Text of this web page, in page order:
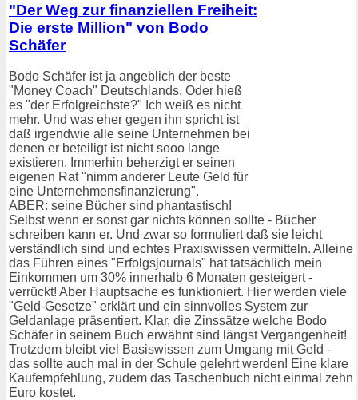
"Der Weg zur finanziellen Freiheit:
Die erste Million" von Bodo
Schäfer
Bodo Schäfer ist ja angeblich der beste
"Money Coach" Deutschlands. Oder hieß
es "der Erfolgreichste?" Ich weiß es nicht
mehr. Und was eher gegen ihn spricht ist
daß irgendwie alle seine Unternehmen bei
denen er beteiligt ist nicht sooo lange
existieren. Immerhin beherzigt er seinen
eigenen Rat "nimm anderer Leute Geld für
eine Unternehmensfinanzierung".
ABER: seine Bücher sind phantastisch!
Selbst wenn er sonst gar nichts können sollte - Bücher
schreiben kann er. Und zwar so formuliert daß sie leicht
verständlich sind und echtes Praxiswissen vermitteln. Alleine
das Führen eines "Erfolgsjournals" hat tatsächlich mein
Einkommen um 30% innerhalb 6 Monaten gesteigert -
verrückt! Aber Hauptsache es funktioniert. Hier werden viele
"Geld-Gesetze" erklärt und ein sinnvolles System zur
Geldanlage präsentiert. Klar, die Zinssätze welche Bodo
Schäfer in seinem Buch erwähnt sind längst Vergangenheit!
Trotzdem bleibt viel Basiswissen zum Umgang mit Geld -
das sollte auch mal in der Schule gelehrt werden! Eine klare
Kaufempfehlung, zudem das Taschenbuch nicht einmal zehn
Euro kostet.